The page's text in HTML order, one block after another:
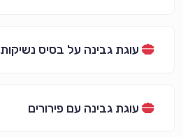
עוגת גבינה על בסיס נשיקות
עוגת גבינה עם פירורים